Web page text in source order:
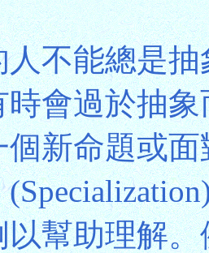
不能總是
會過於抽
新命題或
幫助理解